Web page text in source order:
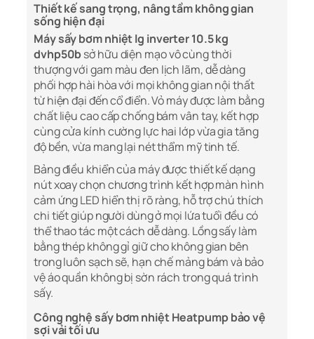
Thiết kế sang trọng, nâng tầm không gian
sống hiện đại
Máy sấy bơm nhiệt lg inverter 10.5 kg
dvhp50bsở hữu diện mạo vô cùng thời
thượng với gam màu đen lịch lãm, dễ dàng
phối hợp hài hòa với mọi không gian nội thất
từ hiện đại đến cổ điển. Vỏ máy được làm bằng
chất liệu cao cấp chống bám vân tay, kết hợp
cùng cửa kính cường lực hai lớp vừa gia tăng
độ bền, vừa mang lại nét thẩm mỹ tinh tế.
Bảng điều khiển của máy được thiết kế dạng
nút xoay chọn chương trình kết hợp màn hình
cảm ứng LED hiển thị rõ ràng, hỗ trợ chú thích
chi tiết giúp người dùng ở mọi lứa tuổi đều có
thể thao tác một cách dễ dàng. Lồng sấy làm
bằng thép không gỉ giữ cho không gian bên
trong luôn sạch sẽ, hạn chế mảng bám và bảo
vệ áo quần không bị sờn rách trong quá trình
sấy.
Công nghệ sấy bơm nhiệt Heatpump bảo vệ
sợi vải tối ưu